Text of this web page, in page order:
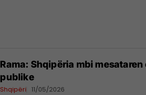
Rama: Shqipëria mbi
publike
Shqipëri 11/05/2026